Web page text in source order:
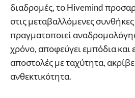
διαδρομές, το Hivemind
στις μεταβαλλόμενες
πραγματοποιεί
χρόνο, αποφεύγει εμπόδια και
αποστολές με ταχύτητα,
ανθεκτικότητα.